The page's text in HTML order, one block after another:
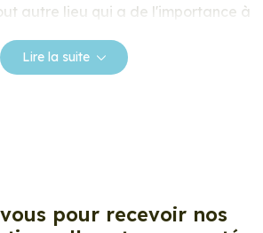
autre lieu qui a de l'importance à
adhésive unique
large variété de designs, allant
Lire la suite
pour recevoir nos